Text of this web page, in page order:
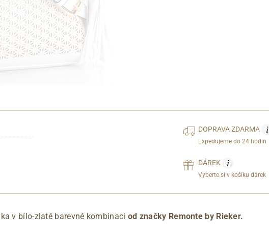
DOPRAVAZDARMA i
Expedujeme do 24 hodin
DÁREK i
Vyberte si v košíku dárek
v bílo-zlaté barevné kombinaci od značky Remonte by Rieker.